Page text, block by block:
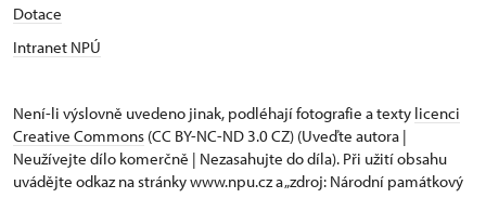
Dotace
Intranet NPÚ
Není-li výslovně uvedeno jinak, podléhají fotografie a texty licenci
Creative Commons (CC BY-NC-ND 3.0 CZ) (Uveďte autora |
Neužívejte dílo komerčně | Nezasahujte do díla). Při užití obsahu
uvádějte odkaz na stránky www.npu.cz a „zdroj: Národní památkový